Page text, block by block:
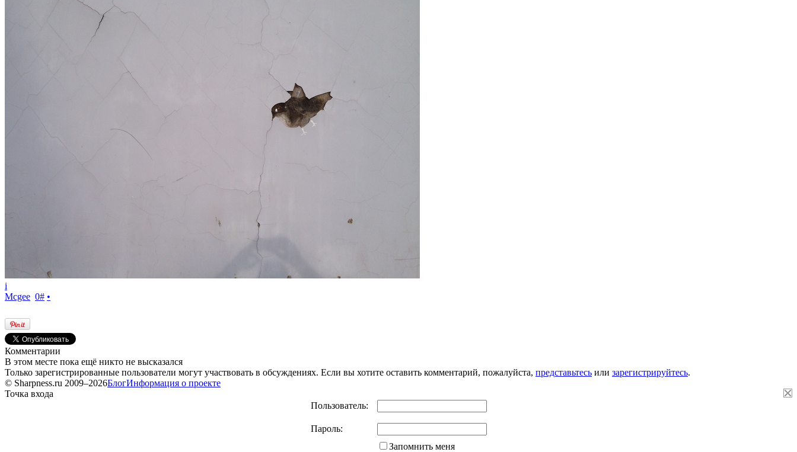
i
Mcgee 0# •
Комментарии
В этом месте пока ещё никто не высказался
Только зарегистрированные пользователи могут участвовать в обсуждениях. Если вы хотите оставить комментарий, пожалуйста, представьтесь или зарегистрируйтесь.
© Sharpness.ru 2009–2026БлогИнформация о проекте
Точка входа
Пользователь:
Пароль:
Запомнить меня